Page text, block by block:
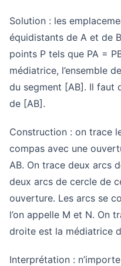
Solution : les
équidistants de A et de
points P tels que PA =
médiatrice, l’ensemble
du segment [AB]. Il faut
de [AB].
Construction : on trace
compas avec une
AB. On trace deux arcs
deux arcs de cercle de
ouverture. Les arcs se
l’on appelle M et N. On
droite est la médiatrice
Interprétation :